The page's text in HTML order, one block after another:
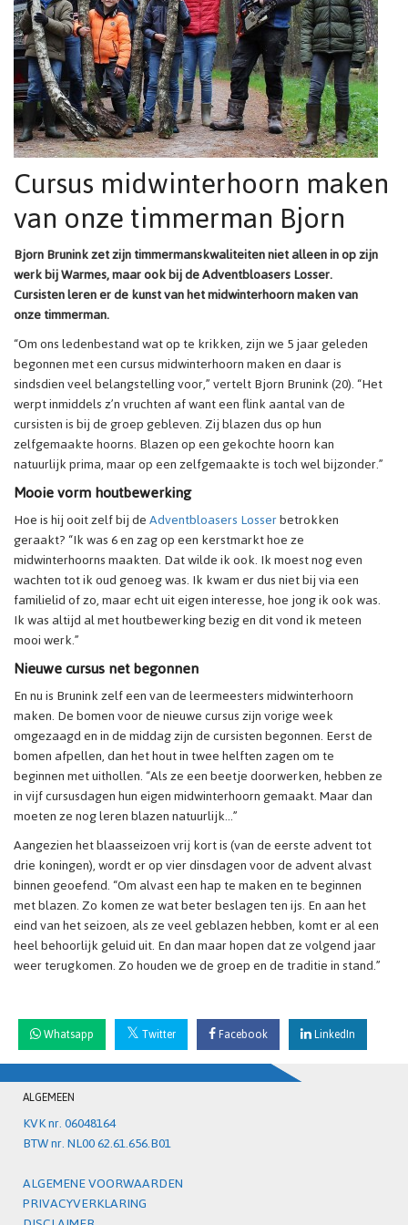
Cursus midwinterhoorn maken
van onze timmerman Bjorn
Bjorn Brunink zet zijn timmermanskwaliteiten niet alleen in op zijn
werk bij Warmes, maar ook bij de Adventbloasers Losser.
Cursisten leren er de kunst van het midwinterhoorn maken van
onze timmerman.
“Om ons ledenbestand wat op te krikken, zijn we 5 jaar geleden
begonnen met een cursus midwinterhoorn maken en daar is
sindsdien veel belangstelling voor,” vertelt Bjorn Brunink (20). “Het
werpt inmiddels z’n vruchten af want een flink aantal van de
cursisten is bij de groep gebleven. Zij blazen dus op hun
zelfgemaakte hoorns. Blazen op een gekochte hoorn kan
natuurlijk prima, maar op een zelfgemaakte is toch wel bijzonder.”
Mooie vorm houtbewerking
Hoe is hij ooit zelf bij deAdventbloasers Losserbetrokken
geraakt? “Ik was 6 en zag op een kerstmarkt hoe ze
midwinterhoorns maakten. Dat wilde ik ook. Ik moest nog even
wachten tot ik oud genoeg was. Ik kwam er dus niet bij via een
familielid of zo, maar echt uit eigen interesse, hoe jong ik ook was.
Ik was altijd al met houtbewerking bezig en dit vond ik meteen
mooi werk.”
Nieuwe cursus net begonnen
En nu is Brunink zelf een van de leermeesters midwinterhoorn
maken. De bomen voor de nieuwe cursus zijn vorige week
omgezaagd en in de middag zijn de cursisten begonnen. Eerst de
bomen afpellen, dan het hout in twee helften zagen om te
beginnen met uithollen. “Als ze een beetje doorwerken, hebben ze
in vijf cursusdagen hun eigen midwinterhoorn gemaakt. Maar dan
moeten ze nog leren blazen natuurlijk…”
Aangezien het blaasseizoen vrij kort is (van de eerste advent tot
drie koningen), wordt er op vier dinsdagen voor de advent alvast
binnen geoefend. “Om alvast een hap te maken en te beginnen
met blazen. Zo komen ze wat beter beslagen ten ijs. En aan het
eind van het seizoen, als ze veel geblazen hebben, komt er al een
heel behoorlijk geluid uit. En dan maar hopen dat ze volgend jaar
weer terugkomen. Zo houden we de groep en de traditie in stand.”
Whatsapp Twitter Facebook LinkedIn
ALGEMEEN
KVK nr. 06048164
BTW nr. NL00 62.61.656.B01
ALGEMENE VOORWAARDEN
PRIVACYVERKLARING